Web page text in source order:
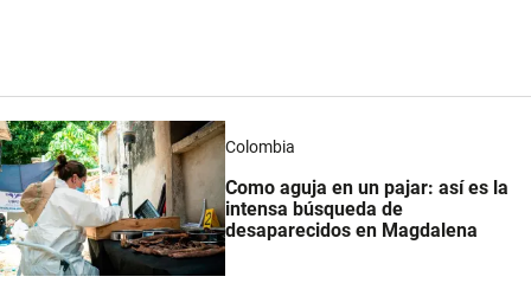
Colombia
Como aguja en un pajar: así es la
intensa búsqueda de
desaparecidos en Magdalena